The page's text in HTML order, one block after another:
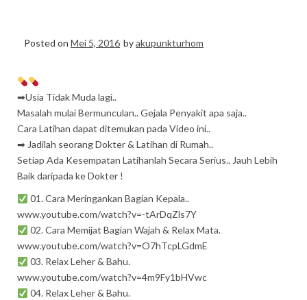
Posted on Mei 5, 2016 byakupunkturhom
➡Usia Tidak Muda lagi..
Masalah mulai Bermunculan.. Gejala Penyakit apa saja..
Cara Latihan dapat ditemukan pada Video ini..
➡ Jadilah seorang Dokter & Latihan di Rumah..
Setiap Ada Kesempatan Latihanlah Secara Serius.. Jauh Lebih
Baik daripada ke Dokter !
01. Cara Meringankan Bagian Kepala..
www.youtube.com/watch?v=-tArDqZls7Y
02. Cara Memijat Bagian Wajah & Relax Mata.
www.youtube.com/watch?v=O7hTcpLGdmE
03. Relax Leher & Bahu.
www.youtube.com/watch?v=4m9Fy1bHVwc
04. Relax Leher & Bahu.